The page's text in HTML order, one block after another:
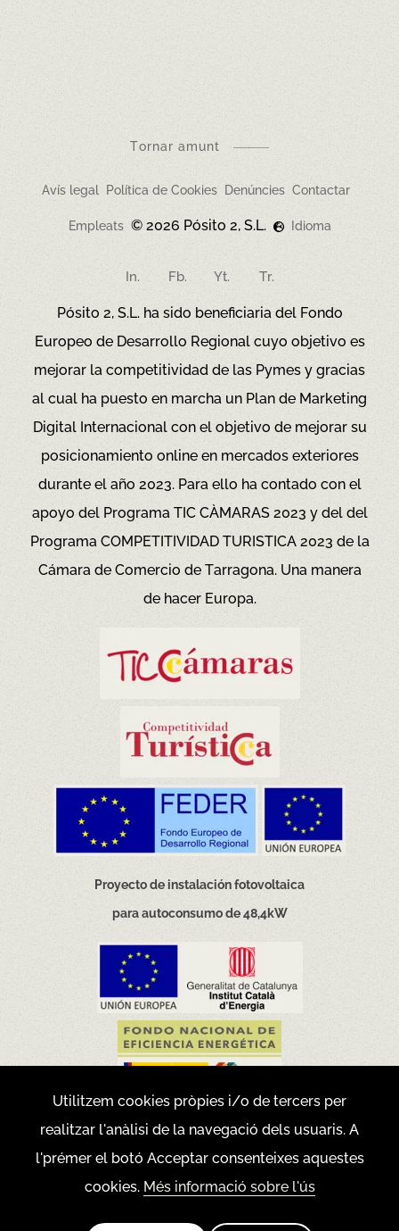
sobre al·lèrgens, que prevaldrà davant de
Tornar amunt
Avís legal Política de Cookies Denúncies Contactar
Empleats © 2026 Pósito 2, S.L. Idioma
In. Fb. Yt. Tr.
Pósito 2, S.L. ha sido beneficiaria del Fondo
Europeo de Desarrollo Regional cuyo objetivo es
mejorar la competitividad de las Pymes y gracias
al cual ha puesto en marcha un Plan de Marketing
Digital Internacional con el objetivo de mejorar su
posicionamiento online en mercados exteriores
durante el año 2023. Para ello ha contado con el
apoyo del Programa TIC CÀMARAS 2023 y del del
Programa COMPETITIVIDAD TURISTICA 2023 de la
Cámara de Comercio de Tarragona. Una manera
de hacer Europa.
Proyecto de instalación fotovoltaica
para autoconsumo de 48,4kW
Movilidad eficiente y sostenible
Utilitzem cookies pròpies i/o de tercers per
realitzar l'anàlisi de la navegació dels usuaris. A
l'prémer el botó Acceptar consenteixes aquestes
cookies. Més informació sobre l'ús